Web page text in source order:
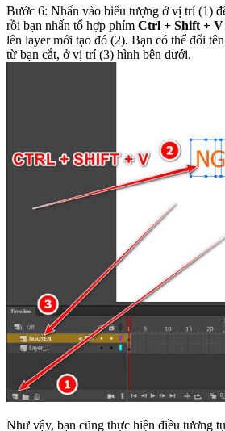
Bước 6: Nhấn vào biểu tượng ở vị trí (1)
rồi bạn nhấn tổ hợp phím Ctrl + Shift + V
lên layer mới tạo đó (2). Bạn có thể đổi
từ bạn cắt, ở vị trí (3) hình bên dưới.
Như vậy, bạn cũng thực hiện điều tương